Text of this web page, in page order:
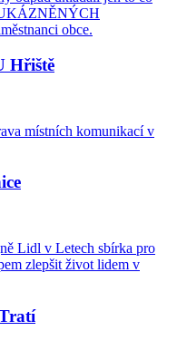
obce.
Hřiště
místních komunikací v
Lidl v Letech sbírka pro
zlepšit život lidem v